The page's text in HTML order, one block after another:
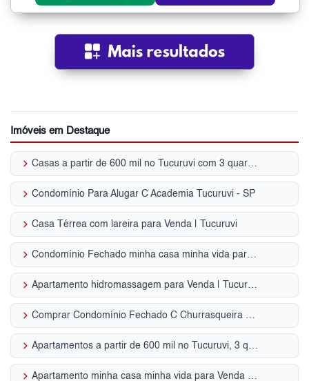
Imóveis em Destaque
keyboard_arrow_right Casas a partir de 600 mil no Tucuruvi com 3 quartos, Zona Norte, SP
keyboard_arrow_right Condomínio Para Alugar C Academia Tucuruvi - SP
keyboard_arrow_right Casa Térrea com lareira para Venda | Tucuruvi
keyboard_arrow_right Condomínio Fechado minha casa minha vida para Venda | Tucuruvi
keyboard_arrow_right Apartamento hidromassagem para Venda | Tucuruvi
keyboard_arrow_right Comprar Condomínio Fechado C Churrasqueira Tucuruvi - SP
keyboard_arrow_right Apartamentos a partir de 600 mil no Tucuruvi, 3 quartos, Zona Norte, SP
keyboard_arrow_right Apartamento minha casa minha vida para Venda | Tucuruvi